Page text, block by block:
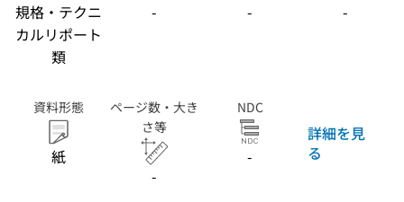
規格・テクニ
カルリポート
類
- - -
資料形態
紙
ページ数・大き
さ等
-
NDC
-
詳細を見
る